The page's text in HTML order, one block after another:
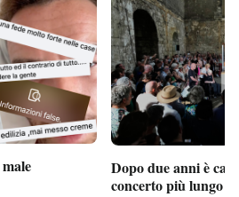
Dopo due anni è
concerto più lungo